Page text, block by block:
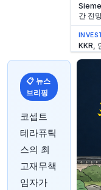
📋 뉴스
브리핑
코셉트
테라퓨틱
스의 최
고재무책
임자가
간 전
KKR,
중국
트럼
DBS,
관리